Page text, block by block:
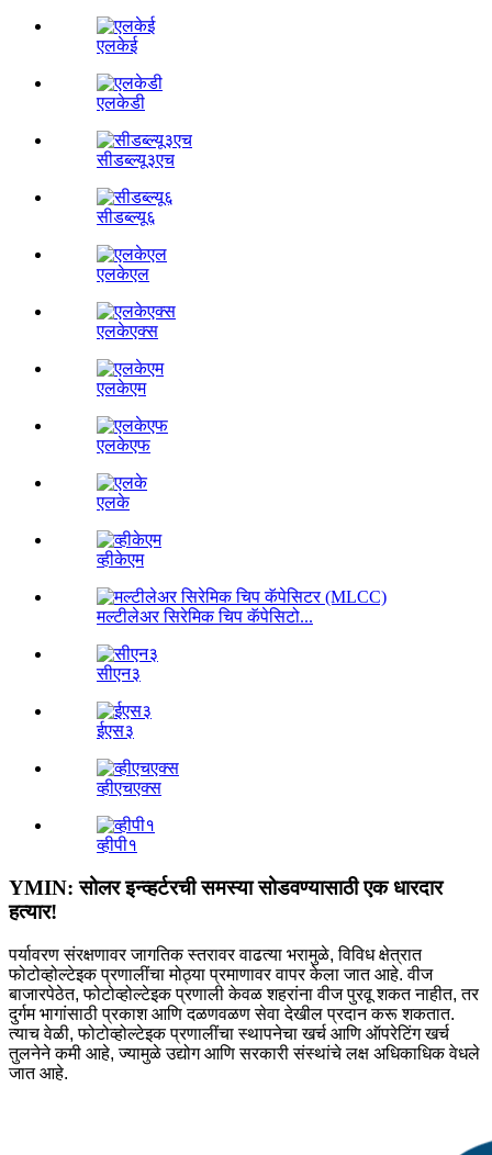
एलकेई
एलकेडी
सीडब्ल्यू३एच
सीडब्ल्यू६
एलकेएल
एलकेएक्स
एलकेएम
एलकेएफ
एलके
व्हीकेएम
मल्टीलेअर सिरेमिक चिप कॅपेसिटो...
सीएन३
ईएस३
व्हीएचएक्स
व्हीपी१
YMIN: सोलर इन्व्हर्टरची समस्या सोडवण्यासाठी एक धारदार
हत्यार!
पर्यावरण संरक्षणावर जागतिक स्तरावर वाढत्या भरामुळे, विविध क्षेत्रात
फोटोव्होल्टेइक प्रणालींचा मोठ्या प्रमाणावर वापर केला जात आहे. वीज
बाजारपेठेत, फोटोव्होल्टेइक प्रणाली केवळ शहरांना वीज पुरवू शकत नाहीत, तर
दुर्गम भागांसाठी प्रकाश आणि दळणवळण सेवा देखील प्रदान करू शकतात.
त्याच वेळी, फोटोव्होल्टेइक प्रणालींचा स्थापनेचा खर्च आणि ऑपरेटिंग खर्च
तुलनेने कमी आहे, ज्यामुळे उद्योग आणि सरकारी संस्थांचे लक्ष अधिकाधिक वेधले
जात आहे.